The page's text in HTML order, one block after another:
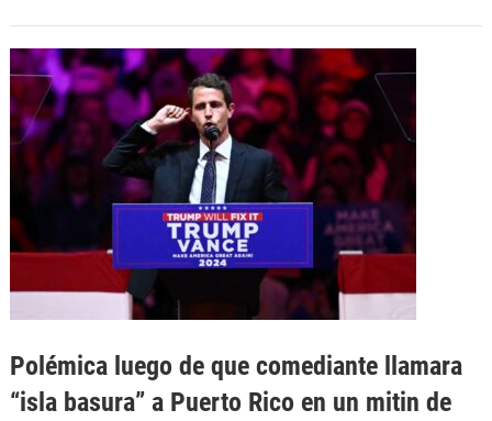
Polémica luego de que comediante llamara
“isla basura” a Puerto Rico en un mitin de